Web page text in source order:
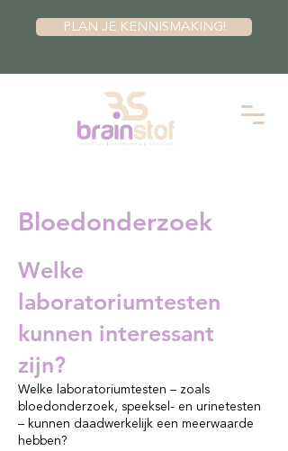
PLAN JE KENNISMAKING!
Bloedonderzoek
Welke
laboratoriumtesten
kunnen interessant
zijn?
Welke laboratoriumtesten – zoals
bloedonderzoek, speeksel- en urinetesten
– kunnen daadwerkelijk een meerwaarde
hebben?